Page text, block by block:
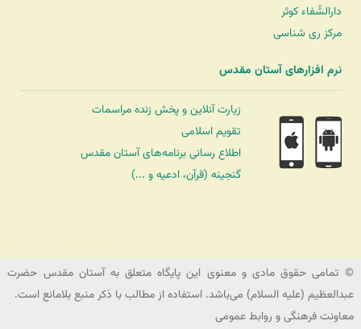
دارالشّفاء کوثر
مرکز ری شناسی
نرم افزارهای آستان مقدس
زیارت آنلاین و پخش زنده مراسمات
تقویم اسلامی
اطلاع رسانی برنامه‌های آستان مقدس
گنجینه (قرآن، ادعیه و ...)
© تمامی حقوق مادی و معنوی این پایگاه متعلق به آستان مقدس حضرت
عبدالعظیم (علیه السلام) می‌باشد. استفاده از مطالب با ذکر منبع بلامانع است.
معاونت فرهنگی و روابط عمومی